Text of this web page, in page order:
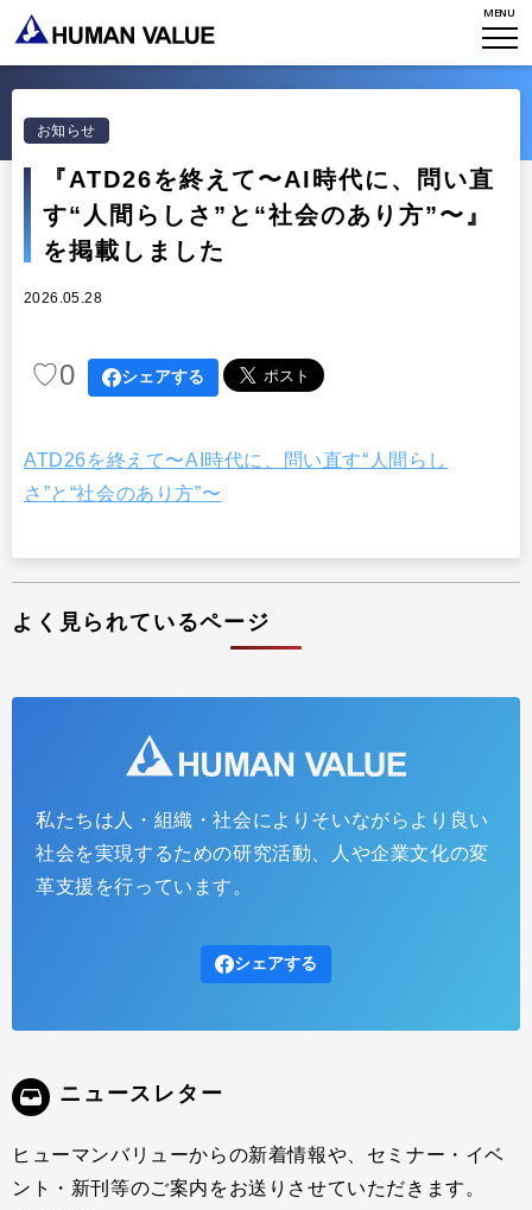
MENU
TOP
WHO WE ARE
会社概要
HVからのメッセージ
ミッション・バリュー
WHAT WE DO
組織変革
リーダーシップ
出版
STORIES
NEWS
イベント・セミナー
リサーチ
出版
その他
CONTACT
お知らせ
『ATD26を終えて〜AI時代に、問い直
す“人間らしさ”と“社会のあり方”〜』
を掲載しました
2026.05.28
♡0 シェアする
ATD26を終えて〜AI時代に、問い直す“人間らし
さ”と“社会のあり方”〜
よく見られているページ
私たちは人・組織・社会によりそいながらより良い
社会を実現するための研究活動、人や企業文化の変
革支援を行っています。
シェアする
ニュースレター
ヒューマンバリューからの新着情報や、セミナー・イベ
ント・新刊等のご案内をお送りさせていただきます。